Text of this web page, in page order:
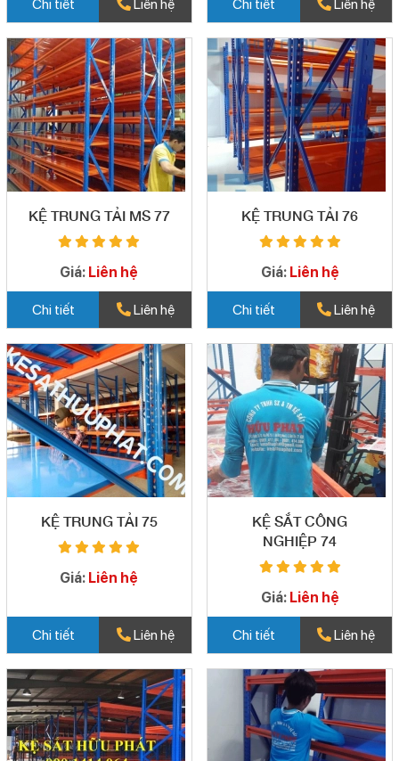
Chi tiết Liên hệ Chi tiết Liên hệ
KỆ TRUNG TẢI MS 77
Giá: Liên hệ
Chi tiết Liên hệ
KỆ TRUNG TẢI 76
Giá: Liên hệ
Chi tiết Liên hệ
KỆ TRUNG TẢI 75
Giá: Liên hệ
Chi tiết Liên hệ
KỆ SẮT CÔNG
NGHIỆP 74
Giá: Liên hệ
Chi tiết Liên hệ